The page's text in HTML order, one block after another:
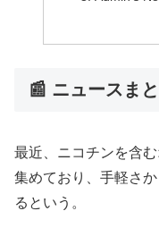
📰 ニュースま
最近、ニコチンを含
集めており、手軽さ
るという。